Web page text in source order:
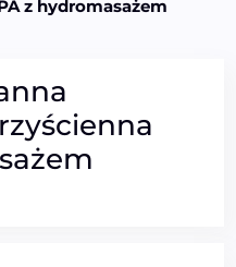
z hydromasażem